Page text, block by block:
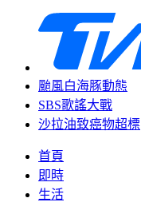
颱風白海豚動態
SBS歌謠大戰
沙拉油致癌物超標
首頁
即時
生活